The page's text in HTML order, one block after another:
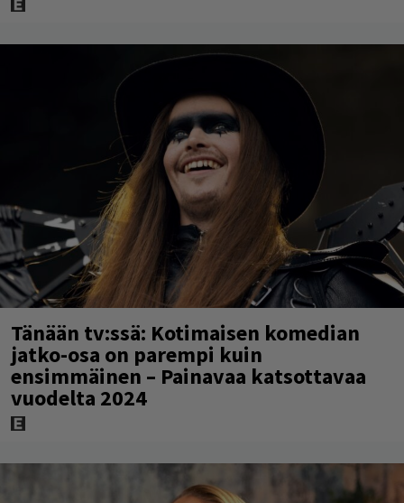
Tänään tv:ssä: Kotimaisen komedian
jatko-osa on parempi kuin
ensimmäinen – Painavaa katsottavaa
vuodelta 2024